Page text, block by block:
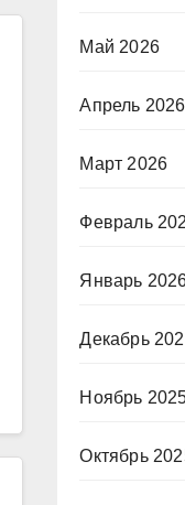
Май 2026
Апрель 2026
Март 2026
Февраль
Январь
Декабрь
Ноябрь
Октябрь